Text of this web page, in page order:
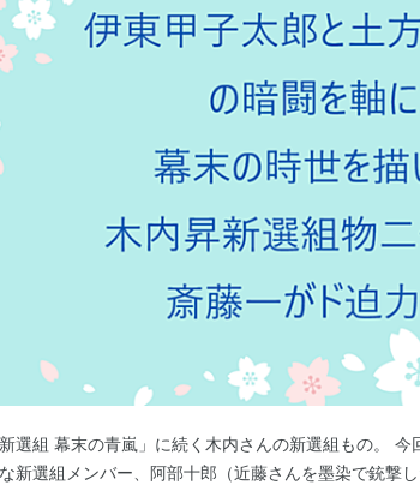
新選組 幕末の青嵐」に続く木内さんの新選組もの。
新選組メンバー、阿部十郎（近藤さんを墨染で銃撃